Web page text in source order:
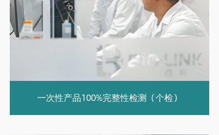
一次性产品100%完整性检测（个检）